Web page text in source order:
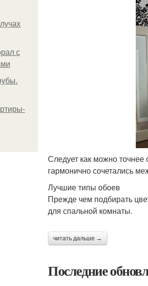
с
Следует как можно
гармонично сочетались
Лучшие типы обоев
Прежде чем подбирать
для спальной комнаты.
читать дальше →
Последние